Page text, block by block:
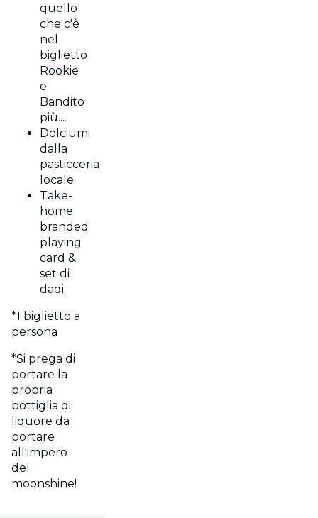
quello
che c'è
nel
biglietto
Rookie
e
Bandito
più....
Dolciumi
dalla
pasticceria
locale.
Take-
home
branded
playing
card &
set di
dadi.
*1 biglietto a
persona
*Si prega di
portare la
propria
bottiglia di
liquore da
portare
all'impero
del
moonshine!